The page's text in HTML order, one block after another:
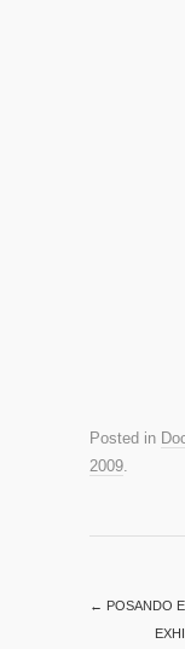
Posted in
2009.
← POSANDO